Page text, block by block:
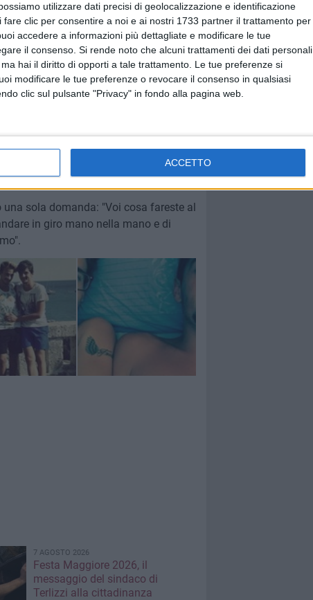
utilizzare dati precisi di geolocalizzazione e identificazione
clic per consentire a noi e ai nostri 1733 partner il trattamento per
accedere a informazioni più dettagliate e modificare le tue
il consenso. Si rende noto che alcuni trattamenti dei dati personali
hai il diritto di opporti a tale trattamento. Le tue preferenze si
modificare le tue preferenze o revocare il consenso in qualsiasi
clic sul pulsante "Privacy" in fondo alla pagina web.
ACCETTO
scegliere il regime patrimoniale e
cognome comune. Il loro status sarà
l'obbligo reciproco alla fedeltà,
le parti sono tenuti a contribuire ai
pensione di reversibilità e per
convivente può designare l'altro
caso di morte di uno dei due
comune, il coniuge superstite ha il
d'accordo. Si discute invece
di adottare i figli del o della partner.
sola domanda: "Voi cosa fareste al
in giro mano nella mano e di
7 AGOSTO 2026
Festa Maggiore 2026, il
messaggio del sindaco di
Terlizzi alla cittadinanza